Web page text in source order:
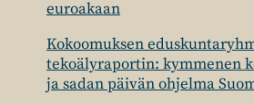
euroakaan
Kokoomuksen
tekoälyraportin: kymmenen
ja sadan päivän ohjelma